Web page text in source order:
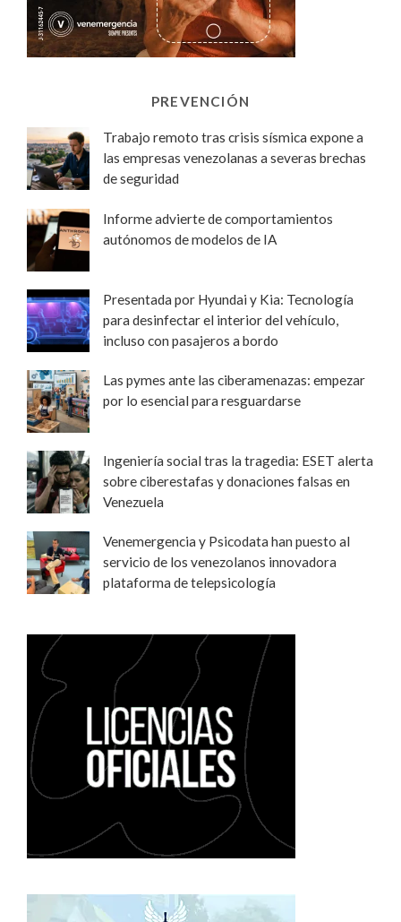
PREVENCIÓN
Trabajo remoto tras crisis sísmica expone a
las empresas venezolanas a severas brechas
de seguridad
Informe advierte de comportamientos
autónomos de modelos de IA
Presentada por Hyundai y Kia: Tecnología
para desinfectar el interior del vehículo,
incluso con pasajeros a bordo
Las pymes ante las ciberamenazas: empezar
por lo esencial para resguardarse
Ingeniería social tras la tragedia: ESET alerta
sobre ciberestafas y donaciones falsas en
Venezuela
Venemergencia y Psicodata han puesto al
servicio de los venezolanos innovadora
plataforma de telepsicología